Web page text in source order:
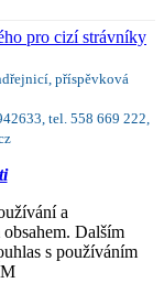
pro cizí strávníky
příspěvková
tel. 558 669 222,
a
Dalším
s používáním